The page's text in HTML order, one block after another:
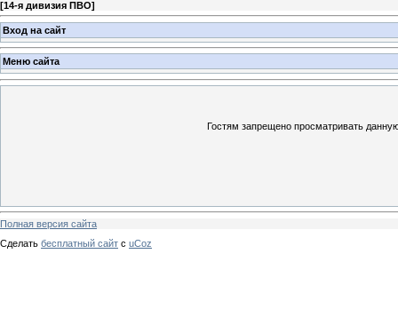
[14-я дивизия ПВО]
Вход на сайт
Меню сайта
Гостям запрещено просматривать
Полная версия сайта
Сделать бесплатный сайт с uCoz